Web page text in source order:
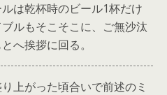
は乾杯時のビール1杯だけ
ルもそこそこに、ご無沙汰
へ挨拶に回る。
上がった頃合いで前述のミ